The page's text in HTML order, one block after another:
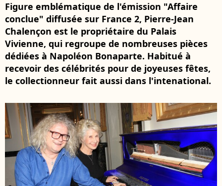
Figure emblématique de l'émission "Affaire
conclue" diffusée sur France 2, Pierre-Jean
Chalençon est le propriétaire du Palais
Vivienne, qui regroupe de nombreuses pièces
dédiées à Napoléon Bonaparte. Habitué à
recevoir des célébrités pour de joyeuses fêtes,
le collectionneur fait aussi dans l'intenational.